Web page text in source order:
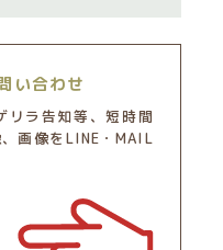
い合わせ
リラ告知等、短時間
画像をLINE・MAIL